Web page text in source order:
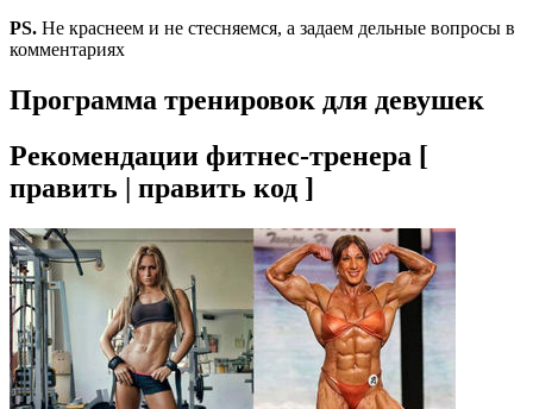
PS. Не краснеем и не стесняемся, а задаем дельные вопросы в
комментариях
Программа тренировок для девушек
Рекомендации фитнес-тренера [
править | править код ]